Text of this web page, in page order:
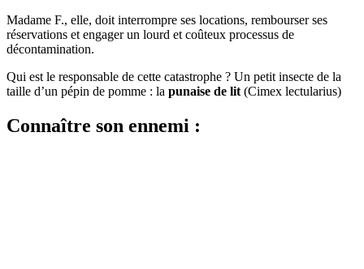
Madame F., elle, doit interrompre ses locations, rembourser ses
réservations et engager un lourd et coûteux processus de
décontamination.
Qui est le responsable de cette catastrophe ? Un petit insecte de la
taille d’un pépin de pomme : la punaise de lit (Cimex lectularius)
Connaître son ennemi :